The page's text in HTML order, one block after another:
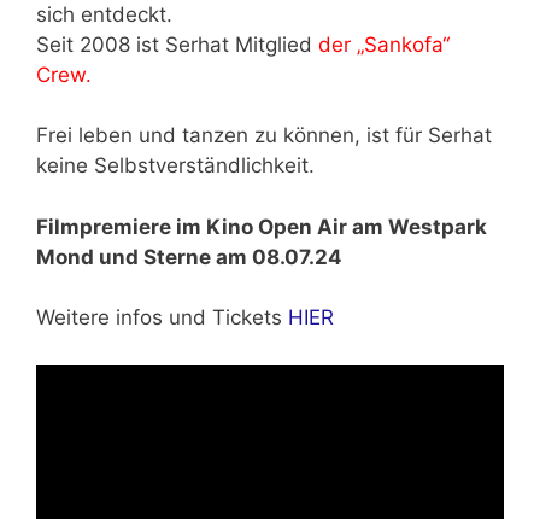
sich entdeckt.
Seit 2008 ist Serhat Mitglied der „Sankofa“
Crew.
Frei leben und tanzen zu können, ist für Serhat
keine Selbstverständlichkeit.
Filmpremiere im Kino Open Air am Westpark
Mond und Sterne am 08.07.24
Weitere infos und Tickets HIER